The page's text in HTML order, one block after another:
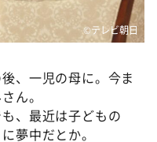
©テレビ朝日
、一児の母に。今ま
ん。
、最近は子どもの
夢中だとか。